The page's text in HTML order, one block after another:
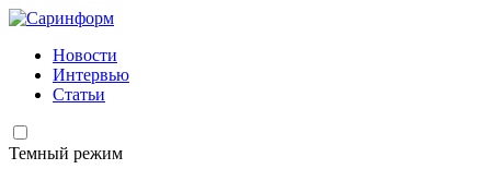
Новости
Интервью
Статьи
Темный режим